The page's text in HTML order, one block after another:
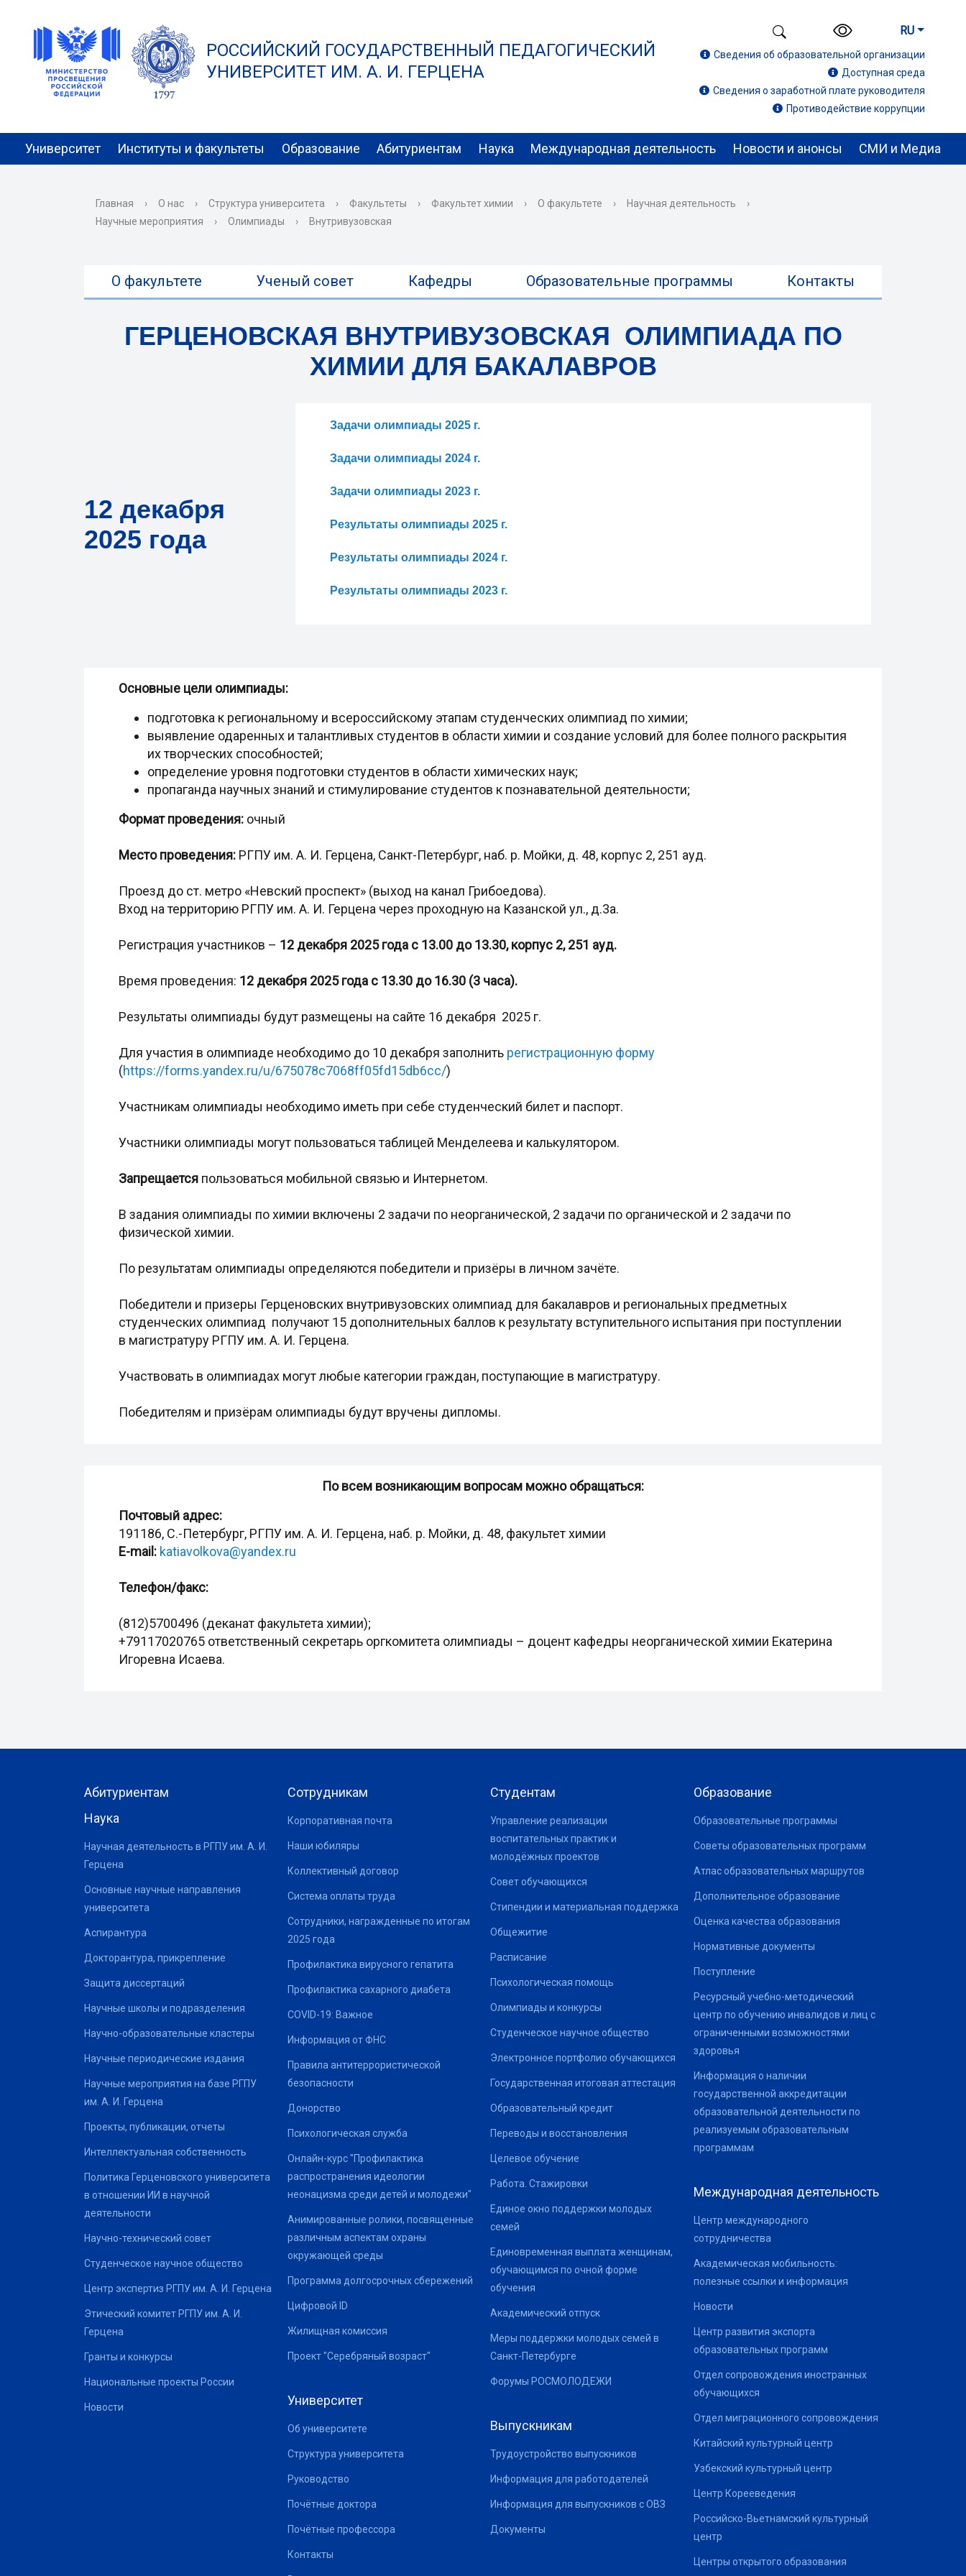
РОССИЙСКИЙ ГОСУДАРСТВЕННЫЙ ПЕДАГОГИЧЕСКИЙ
УНИВЕРСИТЕТ ИМ. А. И. ГЕРЦЕНА
RU
Сведения об образовательной организации
Доступная среда
Сведения о заработной плате руководителя
Противодействие коррупции
Университет Институты и факультеты Образование Абитуриентам Наука Международная деятельность Новости и анонсы СМИ и Медиа
Главная › О нас › Структура университета › Факультеты › Факультет химии › О факультете › Научная деятельность
›
Научные мероприятия
› Олимпиады › Внутривузовская
О факультете Ученый совет Кафедры Образовательные программы Контакты
ГЕРЦЕНОВСКАЯ ВНУТРИВУЗОВСКАЯ ОЛИМПИАДА ПО
ХИМИИ ДЛЯ БАКАЛАВРОВ
12 декабря
2025 года
Задачи олимпиады 2025 г.
Задачи олимпиады 2024 г.
Задачи олимпиады 2023 г.
Результаты олимпиады 2025 г.
Результаты олимпиады 2024 г.
Результаты олимпиады 2023 г.
Основные цели олимпиады:
подготовка к региональному и всероссийскому этапам студенческих олимпиад по химии;
выявление одаренных и талантливых студентов в области химии и создание условий для более полного раскрытия
их творческих способностей;
определение уровня подготовки студентов в области химических наук;
пропаганда научных знаний и стимулирование студентов к познавательной деятельности;
Формат проведения: очный
Место проведения: РГПУ им. А. И. Герцена, Санкт-Петербург, наб. р. Мойки, д. 48, корпус 2, 251 ауд.
Проезд до ст. метро «Невский проспект» (выход на канал Грибоедова).
Вход на территорию РГПУ им. А. И. Герцена через проходную на Казанской ул., д.3а.
Регистрация участников – 12 декабря 2025 года с 13.00 до 13.30, корпус 2, 251 ауд.
Время проведения: 12 декабря 2025 года с 13.30 до 16.30 (3 часа).
Результаты олимпиады будут размещены на сайте 16 декабря 2025 г.
Для участия в олимпиаде необходимо до 10 декабря заполнить регистрационную форму
(https://forms.yandex.ru/u/675078c7068ff05fd15db6cc/)
Участникам олимпиады необходимо иметь при себе студенческий билет и паспорт.
Участники олимпиады могут пользоваться таблицей Менделеева и калькулятором.
Запрещается пользоваться мобильной связью и Интернетом.
В задания олимпиады по химии включены 2 задачи по неорганической, 2 задачи по органической и 2 задачи по
физической химии.
По результатам олимпиады определяются победители и призёры в личном зачёте.
Победители и призеры Герценовских внутривузовских олимпиад для бакалавров и региональных предметных
студенческих олимпиад получают 15 дополнительных баллов к результату вступительного испытания при поступлении
в магистратуру РГПУ им. А. И. Герцена.
Участвовать в олимпиадах могут любые категории граждан, поступающие в магистратуру.
Победителям и призёрам олимпиады будут вручены дипломы.
По всем возникающим вопросам можно обращаться:
Почтовый адрес:
191186, С.-Петербург, РГПУ им. А. И. Герцена, наб. р. Мойки, д. 48, факультет химии
E-mail: katiavolkova@yandex.ru
Телефон/факс:
(812)5700496 (деканат факультета химии);
+79117020765 ответственный секретарь оргкомитета олимпиады – доцент кафедры неорганической химии Екатерина
Игоревна Исаева.
Абитуриентам
Наука
Научная деятельность в РГПУ им. А. И.
Герцена
Основные научные направления
университета
Аспирантура
Докторантура, прикрепление
Защита диссертаций
Научные школы и подразделения
Научно-образовательные кластеры
Научные периодические издания
Научные мероприятия на базе РГПУ
им. А. И. Герцена
Проекты, публикации, отчеты
Интеллектуальная собственность
Политика Герценовского университета
в отношении ИИ в научной
деятельности
Научно-технический совет
Студенческое научное общество
Центр экспертиз РГПУ им. А. И. Герцена
Этический комитет РГПУ им. А. И.
Герцена
Гранты и конкурсы
Национальные проекты России
Новости
Сотрудникам
Корпоративная почта
Наши юбиляры
Коллективный договор
Система оплаты труда
Сотрудники, награжденные по итогам
2025 года
Профилактика вирусного гепатита
Профилактика сахарного диабета
COVID-19: Важное
Информация от ФНС
Правила антитеррористической
безопасности
Донорство
Психологическая служба
Онлайн-курс "Профилактика
распространения идеологии
неонацизма среди детей и молодежи"
Анимированные ролики, посвященные
различным аспектам охраны
окружающей среды
Программа долгосрочных сбережений
Цифровой ID
Жилищная комиссия
Проект "Серебряный возраст"
Университет
Об университете
Структура университета
Руководство
Почётные доктора
Почётные профессора
Контакты
Студентам
Управление реализации
воспитательных практик и
молодёжных проектов
Совет обучающихся
Стипендии и материальная поддержка
Общежитие
Расписание
Психологическая помощь
Олимпиады и конкурсы
Студенческое научное общество
Электронное портфолио обучающихся
Государственная итоговая аттестация
Образовательный кредит
Переводы и восстановления
Целевое обучение
Работа. Стажировки
Единое окно поддержки молодых
семей
Единовременная выплата женщинам,
обучающимся по очной форме
обучения
Академический отпуск
Меры поддержки молодых семей в
Санкт-Петербурге
Форумы РОСМОЛОДЕЖИ
Выпускникам
Трудоустройство выпускников
Информация для работодателей
Информация для выпускников с ОВЗ
Документы
Образование
Образовательные программы
Советы образовательных программ
Атлас образовательных маршрутов
Дополнительное образование
Оценка качества образования
Нормативные документы
Поступление
Ресурсный учебно-методический
центр по обучению инвалидов и лиц с
ограниченными возможностями
здоровья
Информация о наличии
государственной аккредитации
образовательной деятельности по
реализуемым образовательным
программам
Международная деятельность
Центр международного
сотрудничества
Академическая мобильность:
полезные ссылки и информация
Новости
Центр развития экспорта
образовательных программ
Отдел сопровождения иностранных
обучающихся
Отдел миграционного сопровождения
Китайский культурный центр
Узбекский культурный центр
Центр Корееведения
Российско-Вьетнамский культурный
центр
Центры открытого образования